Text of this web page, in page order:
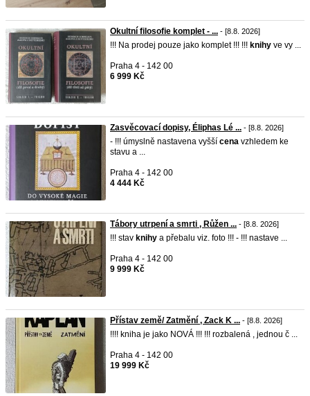
Okultní filosofie komplet - ... - [8.8. 2026]
!!! Na prodej pouze jako komplet !!! !!! knihy ve vy ...
Praha 4 - 142 00
6 999 Kč
Zasvěcovací dopisy, Éliphas Lé ... - [8.8. 2026]
- !!! úmyslně nastavena vyšší cena vzhledem ke
stavu a ...
Praha 4 - 142 00
4 444 Kč
Tábory utrpení a smrti , Růžen ... - [8.8. 2026]
!!! stav knihy a přebalu viz. foto !!! - !!! nastave ...
Praha 4 - 142 00
9 999 Kč
Přístav země/ Zatmění , Zack K ... - [8.8. 2026]
!!!! kniha je jako NOVÁ !!! !!! rozbalená , jednou č ...
Praha 4 - 142 00
19 999 Kč